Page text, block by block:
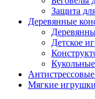
Защита
Деревянные
Детское
Мягкие